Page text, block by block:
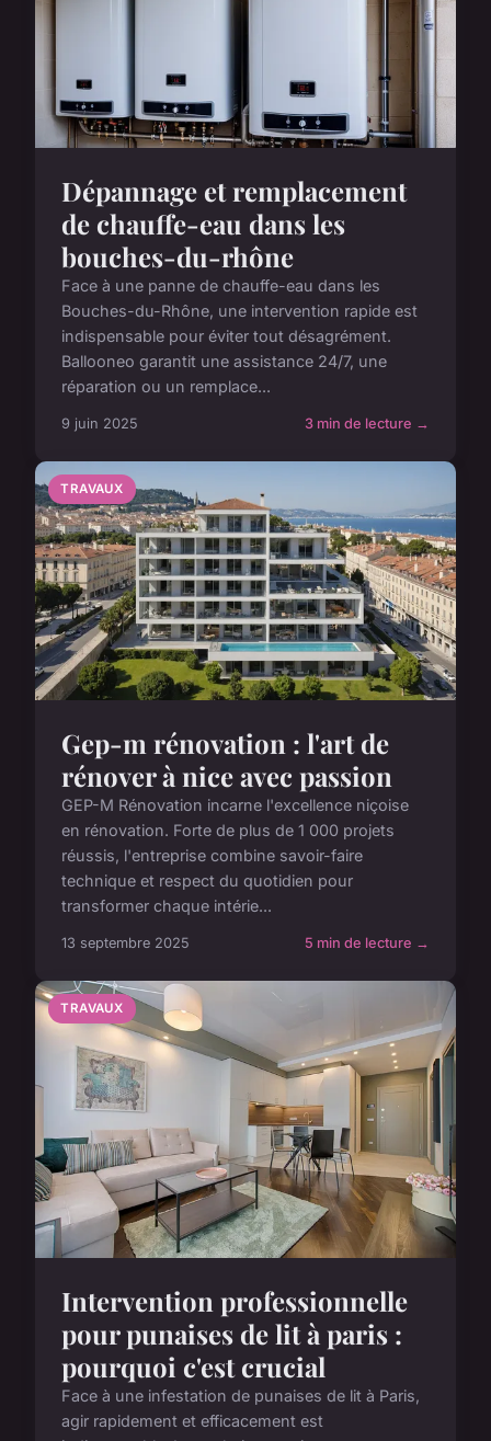
Dépannage et remplacement
de chauffe-eau dans les
bouches-du-rhône
Face à une panne de chauffe-eau dans les
Bouches-du-Rhône, une intervention rapide est
indispensable pour éviter tout désagrément.
Ballooneo garantit une assistance 24/7, une
réparation ou un remplace...
9 juin 2025 3 min de lecture →
TRAVAUX
Gep-m rénovation : l'art de
rénover à nice avec passion
GEP-M Rénovation incarne l'excellence niçoise
en rénovation. Forte de plus de 1 000 projets
réussis, l'entreprise combine savoir-faire
technique et respect du quotidien pour
transformer chaque intérie...
13 septembre 2025 5 min de lecture →
TRAVAUX
Intervention professionnelle
pour punaises de lit à paris :
pourquoi c'est crucial
Face à une infestation de punaises de lit à Paris,
agir rapidement et efficacement est